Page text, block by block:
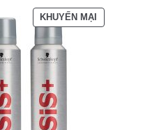
KHUYẾN MẠI
PHẨM